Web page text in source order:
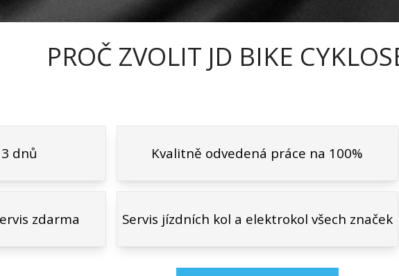
PROČ ZVOLIT JD BIKE
dnů Kvalitně odvedená práce na 100%
zdarma Servis jízdních kol a elektrokol všech značek